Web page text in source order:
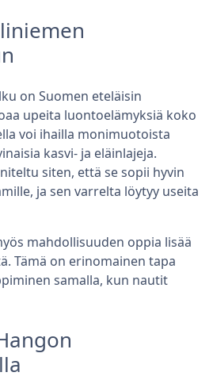
on Suomen eteläisin
upeita luontoelämyksiä koko
voi ihailla monimuotoista
kasvi- ja eläinlajeja.
siten, että se sopii hyvin
ja sen varrelta löytyy useita
mahdollisuuden oppia lisää
Tämä on erinomainen tapa
samalla, kun nautit